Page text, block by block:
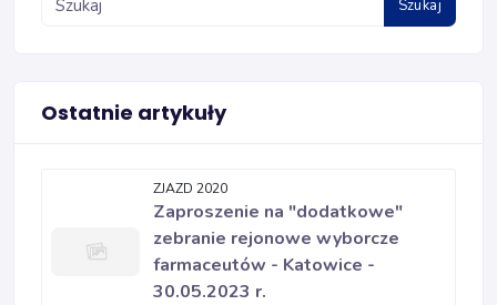
Szukaj
Ostatnie artykuły
ZJAZD 2020
Zaproszenie na "dodatkowe"
zebranie rejonowe wyborcze
farmaceutów - Katowice -
30.05.2023 r.